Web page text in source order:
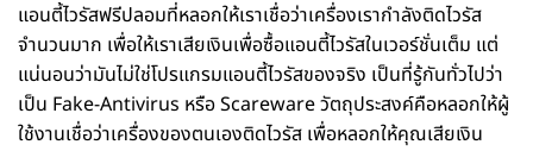
แอนตี้ไวรัสฟรีปลอมที่หลอกให้เราเชื่อว่าเครื่องเรากำลังติดไวรัส
จำนวนมาก เพื่อให้เราเสียเงินเพื่อซื้อแอนตี้ไวรัสในเวอร์ชั่นเต็ม แต่
แน่นอนว่ามันไม่ใช่โปรแกรมแอนตี้ไวรัสของจริง เป็นที่รู้กันทั่วไปว่า
เป็น Fake-Antivirus หรือ Scareware วัตถุประสงค์คือหลอกให้ผู้
ใช้งานเชื่อว่าเครื่องของตนเองติดไวรัส เพื่อหลอกให้คุณเสียเงิน